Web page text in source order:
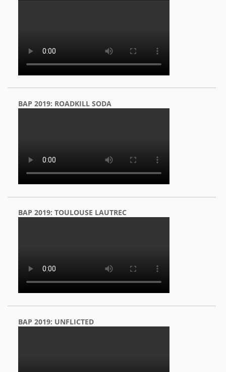
BAP 2019: ROADKILL SODA
BAP 2019: TOULOUSE LAUTREC
BAP 2019: UNFLICTED